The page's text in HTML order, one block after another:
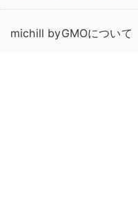
michill byGMOについて